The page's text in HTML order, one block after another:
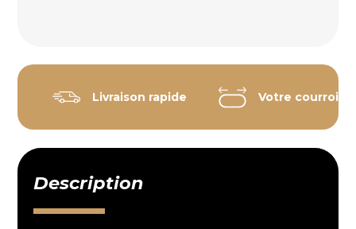
Livraison rapide Votre courroie
Description